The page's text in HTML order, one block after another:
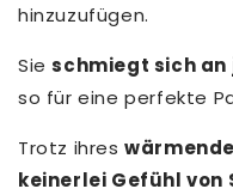
hinzuzufügen.
Sieschmiegt sich
so für eine perfekte
Trotz ihres
keinerlei Gefühl